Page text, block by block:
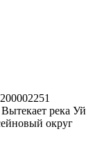
река Уй
округ